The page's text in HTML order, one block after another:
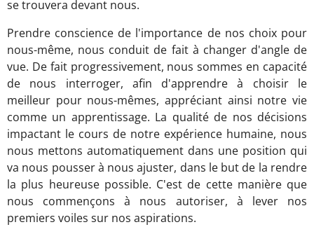
se trouvera devant nous.
Prendre conscience de l'importance de nos choix pour
nous-même, nous conduit de fait à changer d'angle de
vue. De fait progressivement, nous sommes en capacité
de nous interroger, afin d'apprendre à choisir le
meilleur pour nous-mêmes, appréciant ainsi notre vie
comme un apprentissage. La qualité de nos décisions
impactant le cours de notre expérience humaine, nous
nous mettons automatiquement dans une position qui
va nous pousser à nous ajuster, dans le but de la rendre
la plus heureuse possible. C'est de cette manière que
nous commençons à nous autoriser, à lever nos
premiers voiles sur nos aspirations.